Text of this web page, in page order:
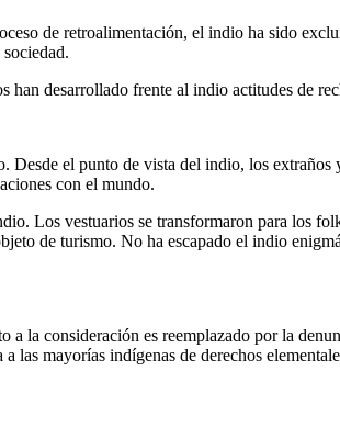
de retroalimentación, el indio ha sido
desarrollado frente al indio actitudes de
el punto de vista del indio, los
con el mundo.
Los vestuarios se transformaron para los
de turismo. No ha escapado el indio
la consideración es reemplazado por la
las mayorías indígenas de derechos